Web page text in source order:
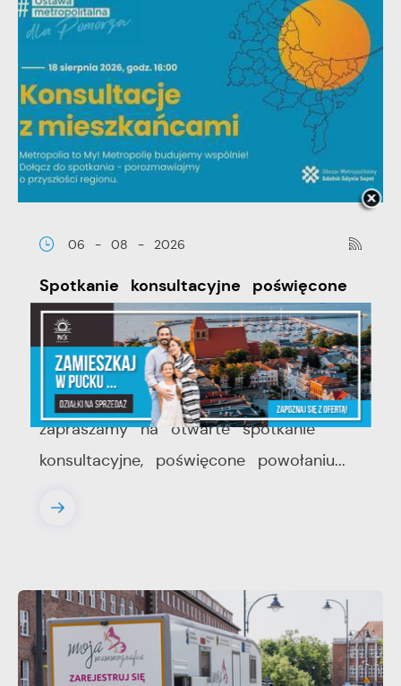
06 - 08 - 2026
Spotkanie konsultacyjne poświęcone
powołaniu związku metropolitalnego
w województwie pomorskim
Szanowni Państwo, serdecznie
zapraszamy na otwarte spotkanie
konsultacyjne, poświęcone powołaniu...